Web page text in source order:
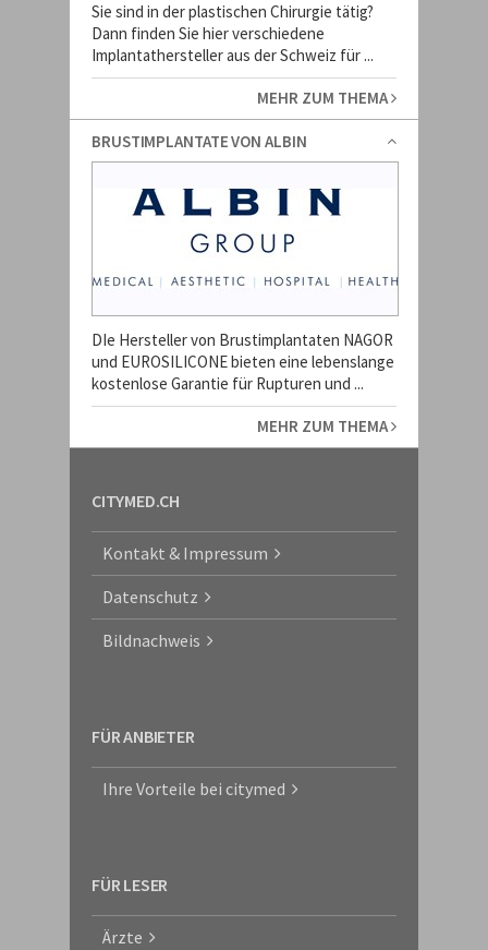
Sie sind in der plastischen Chirurgie tätig?
Dann finden Sie hier verschiedene
Implantathersteller aus der Schweiz für ...
MEHR ZUM THEMA
BRUSTIMPLANTATE VON ALBIN
DIe Hersteller von Brustimplantaten NAGOR
und EUROSILICONE bieten eine lebenslange
kostenlose Garantie für Rupturen und ...
MEHR ZUM THEMA
CITYMED.CH
Kontakt & Impressum
Datenschutz
Bildnachweis
FÜR ANBIETER
Ihre Vorteile bei citymed
FÜR LESER
Ärzte